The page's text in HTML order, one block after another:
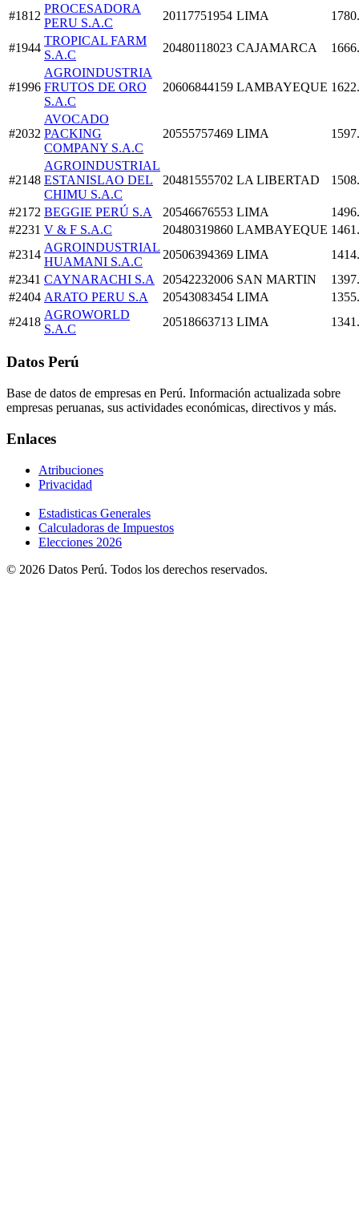
#1812
PROCESADORA
PERU S.A.C
20117751954 LIMA
#1944
TROPICAL FARM
S.A.C
20480118023 CAJAMARCA
#1996
AGROINDUSTRIA
FRUTOS DE ORO
S.A.C
20606844159 LAMBAYEQUE
#2032
AVOCADO
PACKING
COMPANY S.A.C
20555757469 LIMA
#2148
AGROINDUSTRIAL
ESTANISLAO DEL
CHIMU S.A.C
20481555702 LA LIBERTAD
#2172 BEGGIE PERÚ S.A 20546676553 LIMA
#2231 V & F S.A.C 20480319860 LAMBAYEQUE
#2314
AGROINDUSTRIAL
HUAMANI S.A.C
20506394369 LIMA
#2341 CAYNARACHI S.A 20542232006 SAN MARTIN
#2404 ARATO PERU S.A 20543083454 LIMA
#2418
AGROWORLD
S.A.C
20518663713 LIMA
Datos Perú
Base de datos de empresas en Perú. Información actualizada sobre
empresas peruanas, sus actividades económicas, directivos y más.
Enlaces
Atribuciones
Privacidad
Estadisticas Generales
Calculadoras de Impuestos
Elecciones 2026
© 2026 Datos Perú. Todos los derechos reservados.